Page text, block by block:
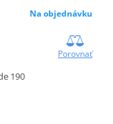
Na objednávku
Porovnať
190